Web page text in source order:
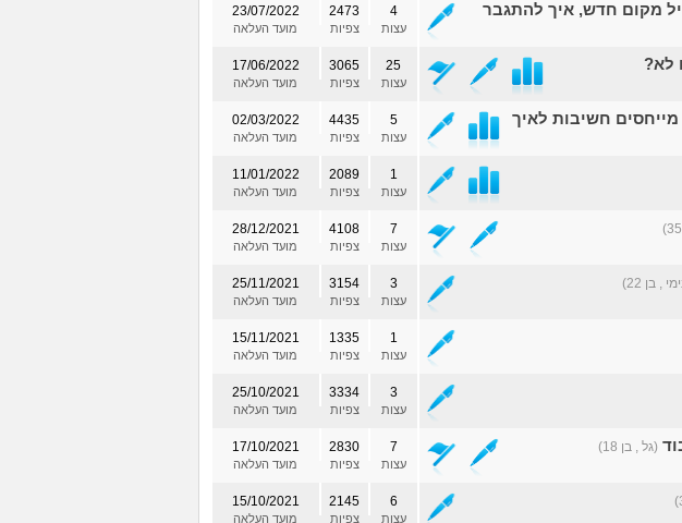
מקום חדש, איך להתגבר
23/07/2022
מועד העלאה
2473
צפיות
4
עצות
לא? 17/06/2022
מועד העלאה
3065
צפיות
25
עצות
חשיבות לאיך
02/03/2022
מועד העלאה
4435
צפיות
5
עצות
11/01/2022
מועד העלאה
2089
צפיות
1
עצות
28/12/2021
מועד העלאה
4108
צפיות
7
עצות
, בן 22) 25/11/2021
מועד העלאה
3154
צפיות
3
עצות
15/11/2021
מועד העלאה
1335
צפיות
1
עצות
25/10/2021
מועד העלאה
3334
צפיות
3
עצות
(גל , בן 18) 17/10/2021
מועד העלאה
2830
צפיות
7
עצות
15/10/2021
מועד העלאה
2145
צפיות
6
עצות